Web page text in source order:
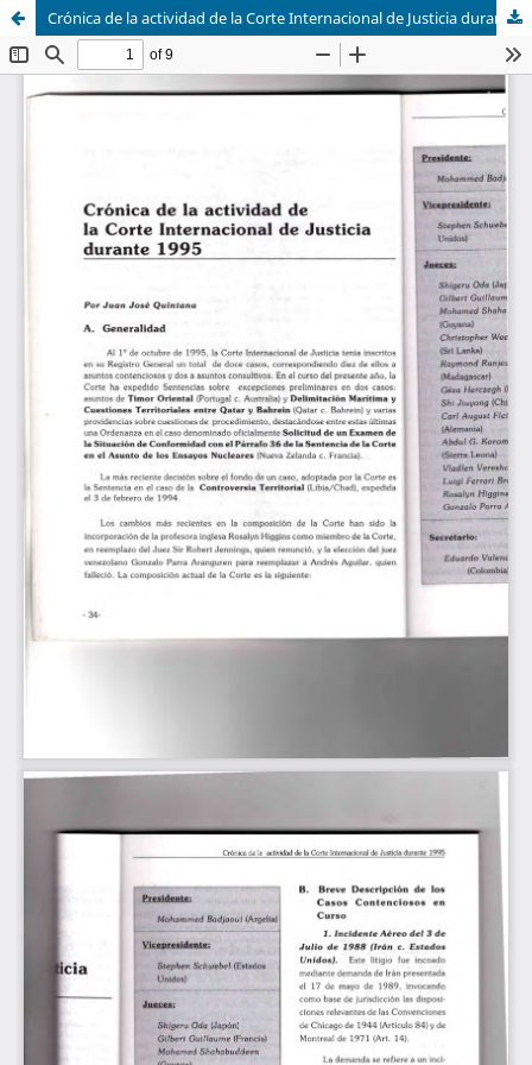
Crónica de la actividad de la Corte Internacional de Justicia durante 1995